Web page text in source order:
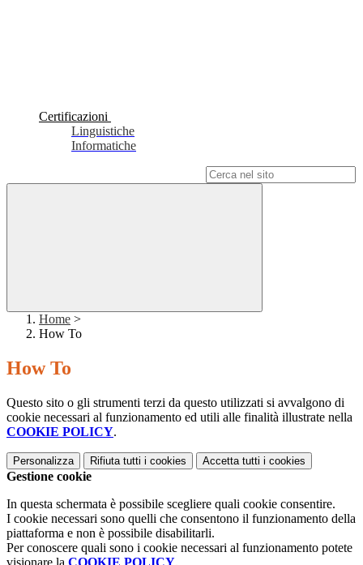
Certificazioni
Linguistiche
Informatiche
Home >
How To
How To
Questo sito o gli strumenti terzi da questo utilizzati si avvalgono di
cookie necessari al funzionamento ed utili alle finalità illustrate nella
COOKIE POLICY.
Personalizza Rifiuta tutti i cookies Accetta tutti i cookies
Gestione cookie
In questa schermata è possibile scegliere quali cookie consentire.
I cookie necessari sono quelli che consentono il funzionamento della
piattaforma e non è possibile disabilitarli.
Per conoscere quali sono i cookie necessari al funzionamento potete